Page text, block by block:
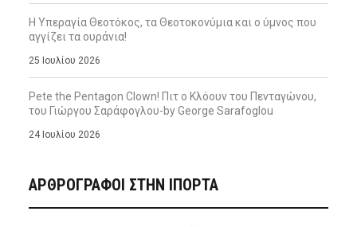
Η Υπεραγία Θεοτόκος, τα Θεοτοκονύμια και ο ύμνος που
αγγίζει τα ουράνια!
25 Ιουλίου 2026
Pete the Pentagon Clown! Πιτ ο Κλόουν του Πενταγώνου,
του Γιώργου Σαράφογλου-by George Sarafoglou
24 Ιουλίου 2026
ΑΡΘΡΟΓΡΑΦΟΙ ΣΤΗΝ IΠΟΡΤΑ